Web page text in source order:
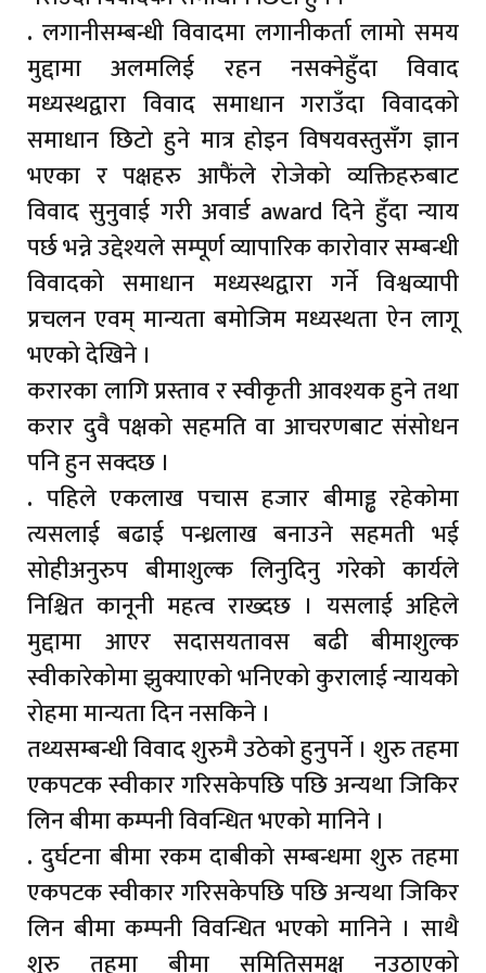
. लगानीसम्बन्धी विवादमा लगानीकर्ता लामो समय
मुद्दामा अलमलिई रहन नसक्नेहुँदा विवाद
मध्यस्थद्वारा विवाद समाधान गराउँदा विवादको
समाधान छिटो हुने मात्र होइन विषयवस्तुसँग ज्ञान
भएका र पक्षहरु आफैंले रोजेको व्यक्तिहरुबाट
विवाद सुनुवाई गरी अवार्ड award दिने हुँदा न्याय
पर्छ भन्ने उद्देश्यले सम्पूर्ण व्यापारिक कारोवार सम्बन्धी
विवादको समाधान मध्यस्थद्वारा गर्ने विश्वव्यापी
प्रचलन एवम् मान्यता बमोजिम मध्यस्थता ऐन लागू
भएको देखिने ।
करारका लागि प्रस्ताव र स्वीकृती आवश्यक हुने तथा
करार दुवै पक्षको सहमति वा आचरणबाट संसोधन
पनि हुन सक्दछ ।
. पहिले एकलाख पचास हजार बीमाड्ढ रहेकोमा
त्यसलाई बढाई पन्ध्रलाख बनाउने सहमती भई
सोहीअनुरुप बीमाशुल्क लिनुदिनु गरेको कार्यले
निश्चित कानूनी महत्व राख्दछ । यसलाई अहिले
मुद्दामा आएर सदासयतावस बढी बीमाशुल्क
स्वीकारेकोमा झुक्याएको भनिएको कुरालाई न्यायको
रोहमा मान्यता दिन नसकिने ।
तथ्यसम्बन्धी विवाद शुरुमै उठेको हुनुपर्ने । शुरु तहमा
एकपटक स्वीकार गरिसकेपछि पछि अन्यथा जिकिर
लिन बीमा कम्पनी विवन्धित भएको मानिने ।
. दुर्घटना बीमा रकम दाबीको सम्बन्धमा शुरु तहमा
एकपटक स्वीकार गरिसकेपछि पछि अन्यथा जिकिर
लिन बीमा कम्पनी विवन्धित भएको मानिने । साथै